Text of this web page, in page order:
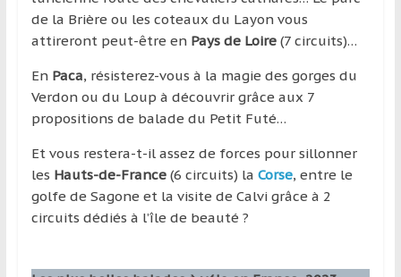
de la Brière ou les coteaux du Layon vous
attireront peut-être en Pays de Loire (7 circuits)…
En Paca, résisterez-vous à la magie des gorges du
Verdon ou du Loup à découvrir grâce aux 7
propositions de balade du Petit Futé…
Et vous restera-t-il assez de forces pour sillonner
les Hauts-de-France(6 circuits) la Corse, entre le
golfe de Sagone et la visite de Calvi grâce à 2
circuits dédiés à l’île de beauté ?